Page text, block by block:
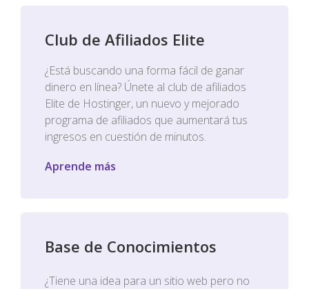
Club de Afiliados Elite
¿Está buscando una forma fácil de ganar
dinero en línea? Únete al club de afiliados
Elite de Hostinger, un nuevo y mejorado
programa de afiliados que aumentará tus
ingresos en cuestión de minutos.
Aprende más
Base de Conocimientos
¿Tiene una idea para un sitio web pero no